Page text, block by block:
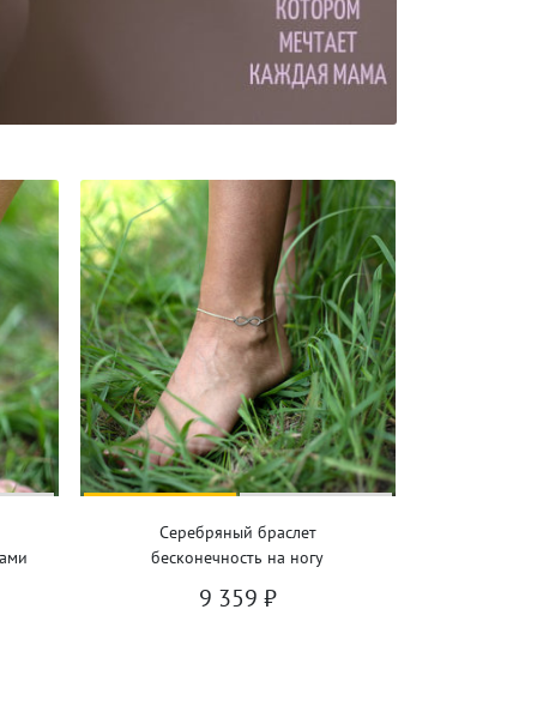
Серебряный браслет
бесконечность на ногу
9 359 ₽